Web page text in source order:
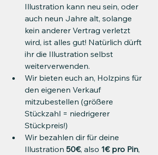
Illustration kann neu sein, oder
auch neun Jahre alt, solange
kein anderer Vertrag verletzt
wird, ist alles gut! Natürlich dürft
ihr die Illustration selbst
weiterverwenden.
Wir bieten euch an, Holzpins für
den eigenen Verkauf
mitzubestellen (größere
Stückzahl = niedrigerer
Stückpreis!)
Wir bezahlen dir für deine
Illustration 50€, also 1€ pro Pin,